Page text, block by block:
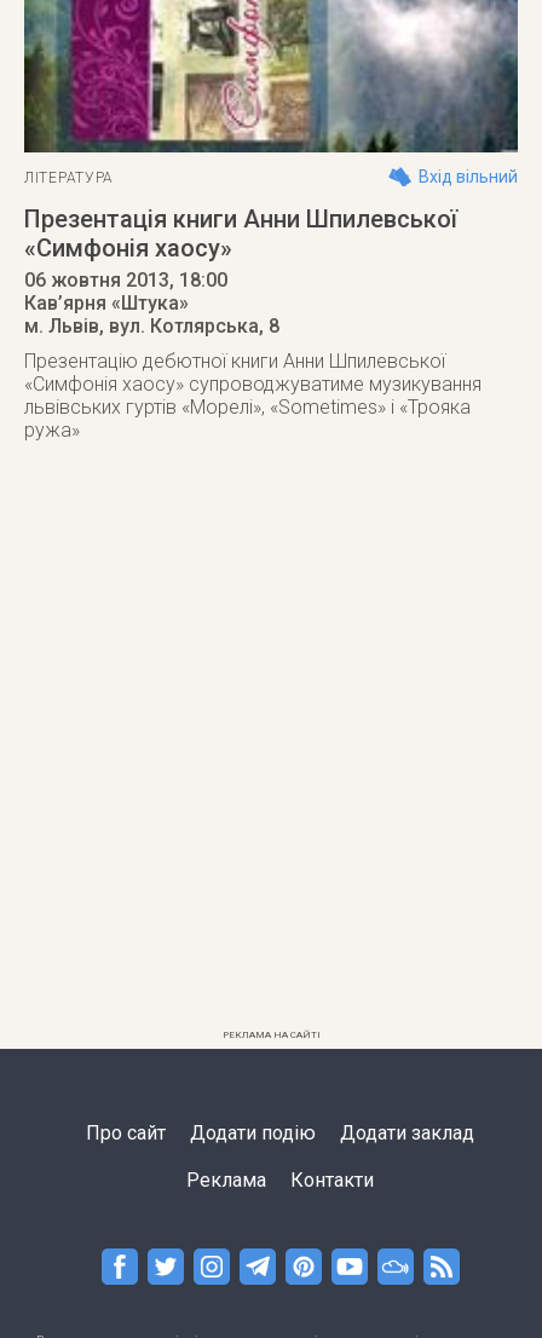
ЛІТЕРАТУРА Вхід вільний
Презентація книги Анни Шпилевської
«Симфонія хаосу»
06 жовтня 2013, 18:00
Кав’ярня «Штука»
м. Львів, вул. Котлярська, 8
Презентацію дебютної книги Анни Шпилевської
«Симфонія хаосу» супроводжуватиме музикування
львівських гуртів «Морелі», «Sometimes» і «Трояка
ружа»
РЕКЛАМА НА САЙТІ
Про сайт Додати подію Додати заклад
Реклама Контакти